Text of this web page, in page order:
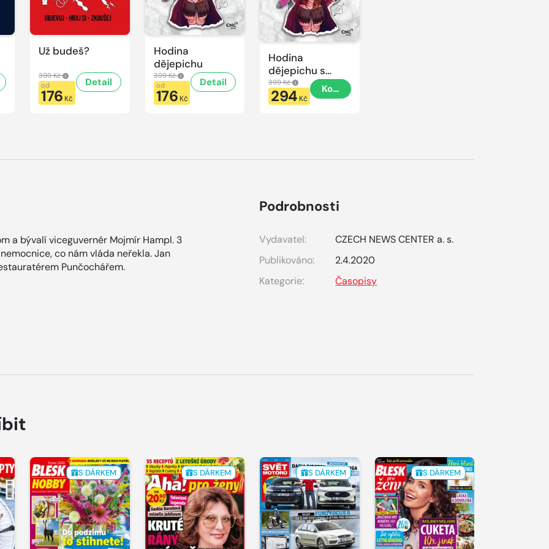
Už budeš?
399 Kč
od
176 Kč
Detail
Hodina
dějepichu
399 Kč
od
176 Kč
Detail
Hodina
dějepichu s
placatkou
Hodina
dějepichu
399 Kč
294 Kč
Koupit
a bývalí viceguvernér Mojmír Hampl. 3
co nám vláda neřekla. Jan
Punčochářem.
Podrobnosti
Vydavatel:
CZECH NEWS CENTER a. s.
Publikováno:
2.4.2020
Kategorie:
Časopisy
S DÁRKEM S DÁRKEM S DÁRKEM S DÁRKEM